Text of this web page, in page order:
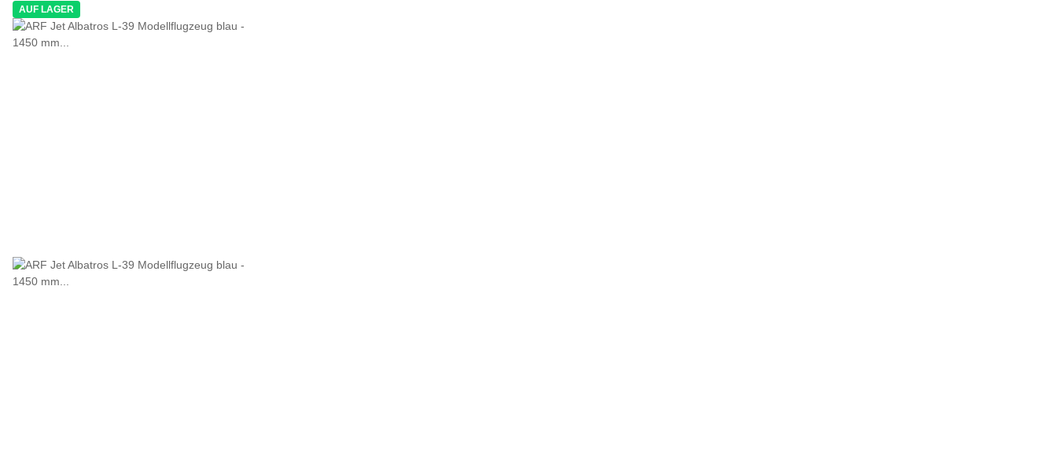
AUF LAGER